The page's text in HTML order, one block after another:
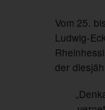
Vom 25.
Ludwig-
der